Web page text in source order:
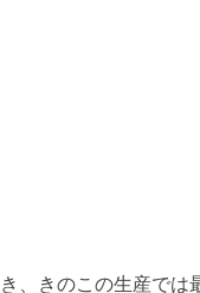
、きのこの生産では